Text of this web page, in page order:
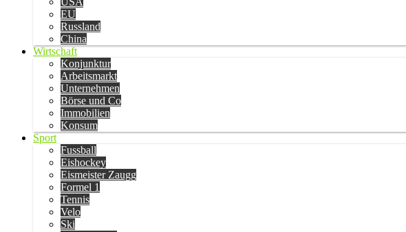
EU
Russland
China
Wirtschaft
Konjunktur
Arbeitsmarkt
Unternehmen
Börse und Co
Immobilien
Konsum
Sport
Fussball
Eishockey
Eismeister Zaugg
Formel 1
Tennis
Velo
Ski